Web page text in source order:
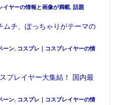
ｉＰｈｏｎｅ１０周
て８になると予想されて
Dual Standby)元年だっ
イヤーの情報と画像が満載, 話題
ムチ、ぽっちゃりがテーマの
ーン, コスプレ｜コスプレイヤーの情
プレイヤー大集結！ 国内最
ーン, コスプレ｜コスプレイヤーの情